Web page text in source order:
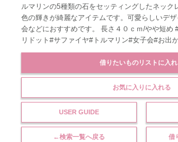
ルマリンの5種類の石をセッティングしたネック
色の輝きが綺麗なアイテムです。可愛らしいデ
会などにおすすめです。 長さ４０ｃｍ/やや短め
リドット#サファイヤ#トルマリン#女子会#お出
借りたいものリストに入れ
お気に入りに入れる
USER GUIDE
←検索一覧へ戻る 借